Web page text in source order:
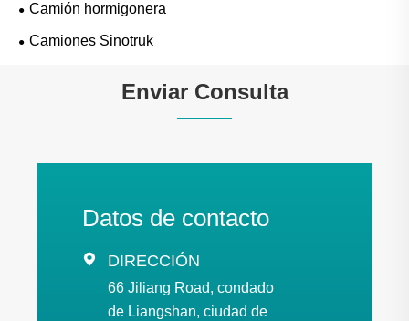
Camión hormigonera
Camiones Sinotruk
Enviar Consulta
Datos de contacto
 DIRECCIÓN
66 Jiliang Road, condado
de Liangshan, ciudad de